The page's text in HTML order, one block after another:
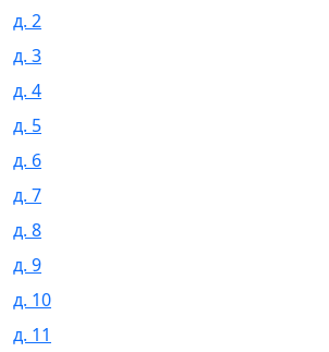
д. 2
д. 3
д. 4
д. 5
д. 6
д. 7
д. 8
д. 9
д. 10
д. 11